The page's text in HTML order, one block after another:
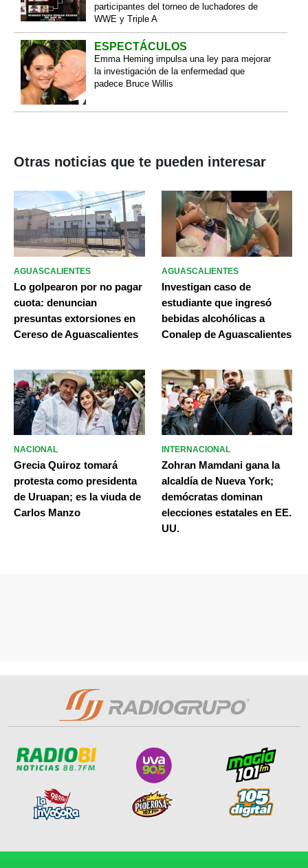
participantes del torneo de luchadores de
WWE y Triple A
ESPECTÁCULOS
Emma Heming impulsa una ley para mejorar
la investigación de la enfermedad que
padece Bruce Willis
Otras noticias que te pueden interesar
AGUASCALIENTES
Lo golpearon por no pagar
cuota: denuncian
presuntas extorsiones en
Cereso de Aguascalientes
AGUASCALIENTES
Investigan caso de
estudiante que ingresó
bebidas alcohólicas a
Conalep de Aguascalientes
NACIONAL
Grecia Quiroz tomará
protesta como presidenta
de Uruapan; es la viuda de
Carlos Manzo
INTERNACIONAL
Zohran Mamdani gana la
alcaldía de Nueva York;
demócratas dominan
elecciones estatales en EE.
UU.